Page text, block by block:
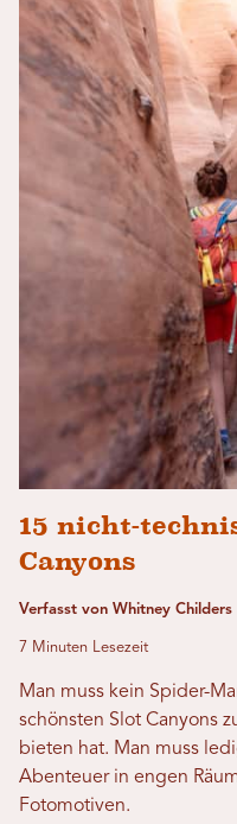
15 nicht-
Canyons
Verfasst von Whitney Childers
7 Minuten Lesezeit
Man muss kein Spider-
schönsten Slot Canyons
bieten hat. Man muss
Abenteuer in engen
Fotomotiven.